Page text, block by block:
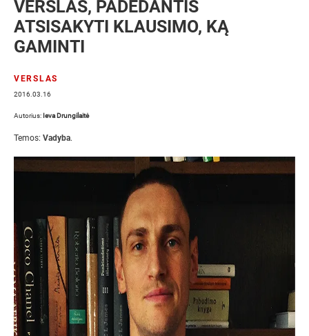
VERSLAS, PADEDANTIS
ATSISAKYTI KLAUSIMO, KĄ
GAMINTI
VERSLAS
2016.03.16
Autorius: Ieva Drungilaitė
Temos: Vadyba.